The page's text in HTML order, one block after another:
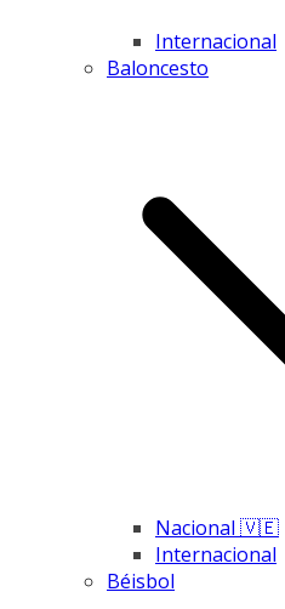
Internacional
Baloncesto
Nacional 🇻🇪
Internacional
Béisbol